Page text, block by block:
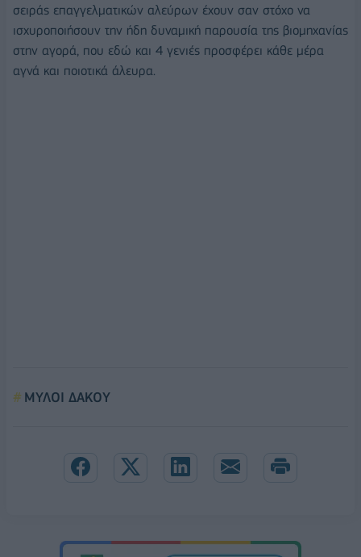
σειράς επαγγελματικών αλεύρων έχουν σαν στόχο να
ισχυροποιήσουν την ήδη δυναμική παρουσία της βιομηχανίας
στην αγορά, που εδώ και 4 γενιές προσφέρει κάθε μέρα
αγνά και ποιοτικά άλευρα.
ΜΥΛΟΙ ΔΑΚΟΥ